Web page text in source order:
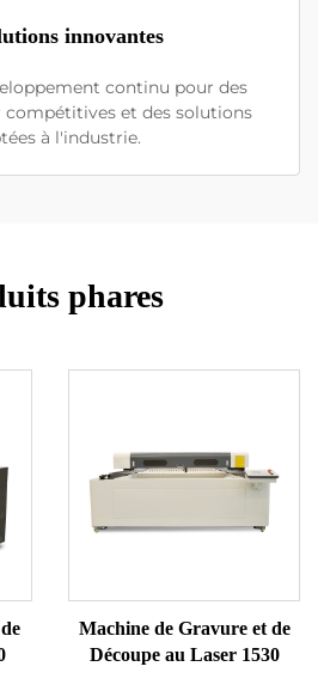
innovantes
continu pour des
compétitives et des solutions
à l'industrie.
phares
Machine de Gravure et de
Découpe au Laser 1530